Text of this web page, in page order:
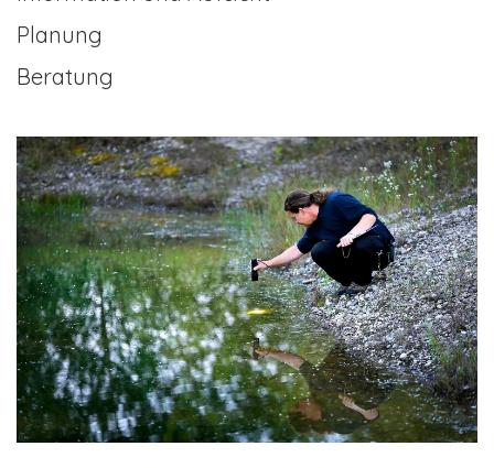
Planung
Beratung